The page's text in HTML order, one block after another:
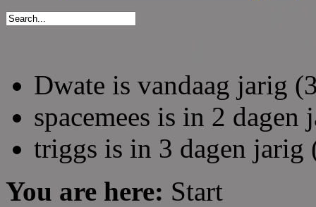
Dwate is vandaag jarig
spacemees is in 2 dagen
triggs is in 3 dagen jarig
You are here: Start